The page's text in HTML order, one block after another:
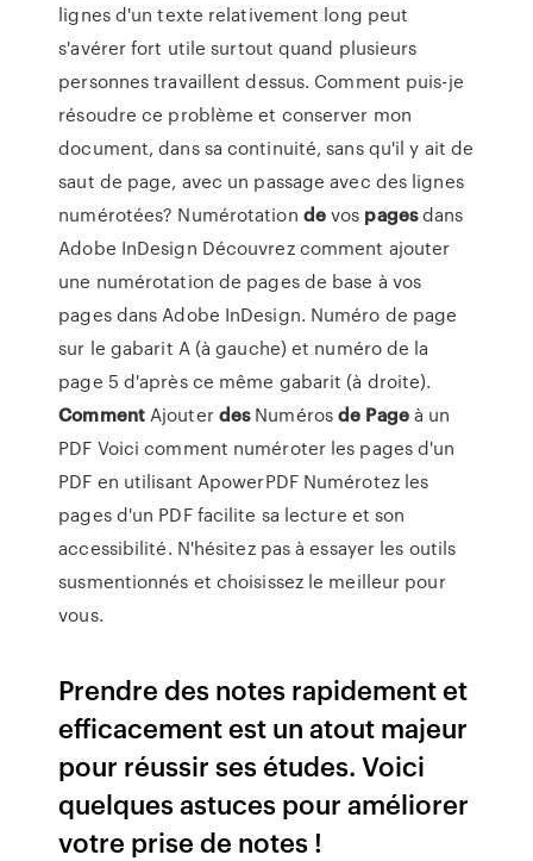
lignes d'un texte relativement long peut
s'avérer fort utile surtout quand plusieurs
personnes travaillent dessus. Comment puis-je
résoudre ce problème et conserver mon
document, dans sa continuité, sans qu'il y ait de
saut de page, avec un passage avec des lignes
numérotées? Numérotation devos pagesdans
Adobe InDesign Découvrez comment ajouter
une numérotation de pages de base à vos
pages dans Adobe InDesign. Numéro de page
sur le gabarit A (à gauche) et numéro de la
page 5 d'après ce même gabarit (à droite).
CommentAjouterdesNumérosde Pageà un
PDF Voici comment numéroter les pages d'un
PDF en utilisant ApowerPDF Numérotez les
pages d'un PDF facilite sa lecture et son
accessibilité. N'hésitez pas à essayer les outils
susmentionnés et choisissez le meilleur pour
vous.
Prendre des notes rapidement et
efficacement est un atout majeur
pour réussir ses études. Voici
quelques astuces pour améliorer
votre prise de notes !